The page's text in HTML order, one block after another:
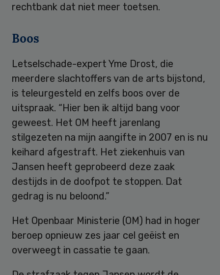
rechtbank dat niet meer toetsen.
Boos
Letselschade-expert Yme Drost, die
meerdere slachtoffers van de arts bijstond,
is teleurgesteld en zelfs boos over de
uitspraak. “Hier ben ik altijd bang voor
geweest. Het OM heeft jarenlang
stilgezeten na mijn aangifte in 2007 en is nu
keihard afgestraft. Het ziekenhuis van
Jansen heeft geprobeerd deze zaak
destijds in de doofpot te stoppen. Dat
gedrag is nu beloond.”
Het Openbaar Ministerie (OM) had in hoger
beroep opnieuw zes jaar cel geëist en
overweegt in cassatie te gaan.